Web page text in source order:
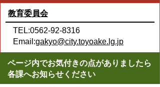
教育委員会
TEL:0562-92-8316
Email:gakyo@city.toyoake.lg.jp
ページ内でお気付きの点がありましたら
各課へお知らせください